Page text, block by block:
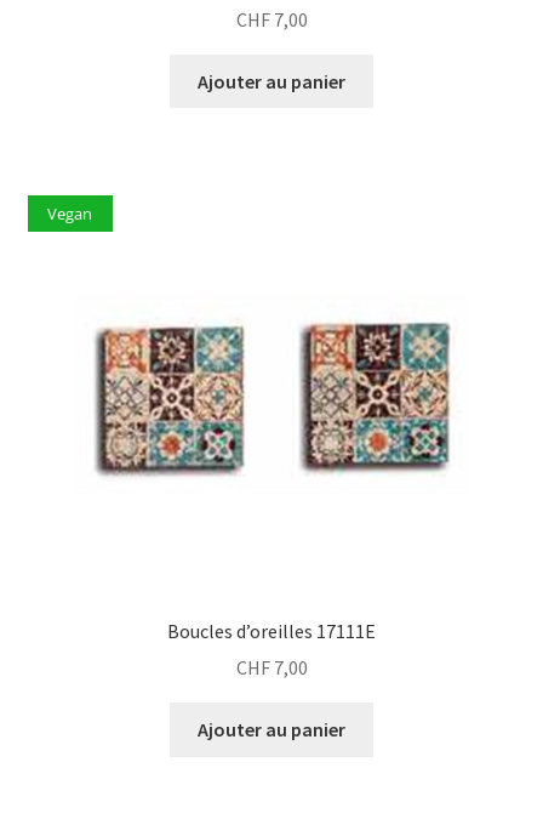
CHF7,00
Ajouter au panier
Vegan
Boucles d’oreilles 17111E
CHF7,00
Ajouter au panier